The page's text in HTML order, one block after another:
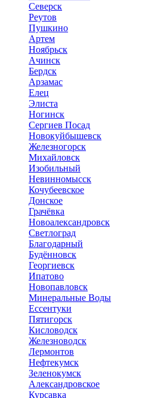
Северск
Реутов
Пушкино
Артем
Ноябрьск
Ачинск
Бердск
Арзамас
Елец
Элиста
Ногинск
Сергиев Посад
Новокуйбышевск
Железногорск
Михайловск
Изобильный
Невинномысск
Кочубеевское
Донское
Грачёвка
Новоалександровск
Светлоград
Благодарный
Будённовск
Георгиевск
Ипатово
Новопавловск
Минеральные Воды
Ессентуки
Пятигорск
Кисловодск
Железноводск
Лермонтов
Нефтекумск
Зеленокумск
Александровское
Курсавка